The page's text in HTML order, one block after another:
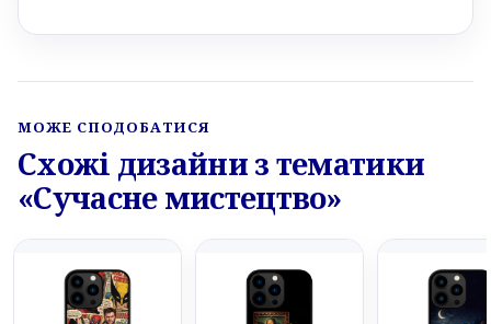
МОЖЕ СПОДОБАТИСЯ
Схожі дизайни з тематики
«Сучасне мистецтво»